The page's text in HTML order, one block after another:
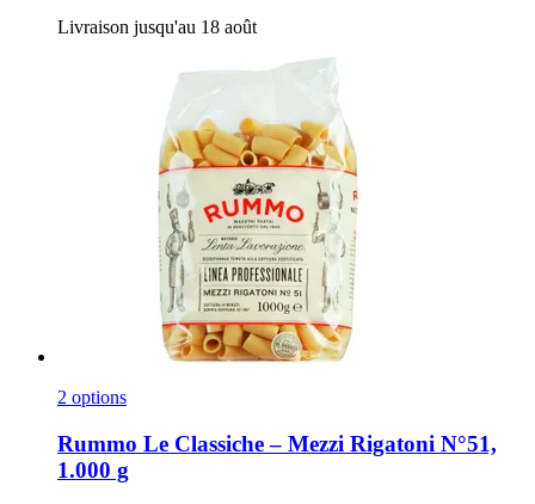
Livraison jusqu'au 18 août
2 options
Rummo Le Classiche – Mezzi Rigatoni N°51,
1.000 g